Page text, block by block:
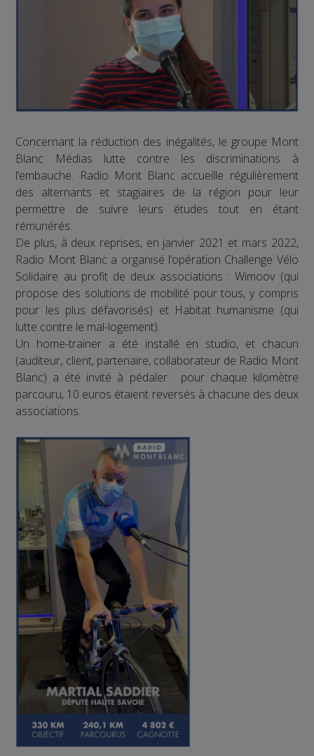
Concernant la réduction des inégalités, le groupe Mont
Blanc Médias lutte contre les discriminations à
l’embauche. Radio Mont Blanc accueille régulièrement
des alternants et stagiaires de la région pour leur
permettre de suivre leurs études tout en étant
rémunérés.
De plus, à deux reprises, en janvier 2021 et mars 2022,
Radio Mont Blanc a organisé l’opération Challenge Vélo
Solidaire au profit de deux associations : Wimoov (qui
propose des solutions de mobilité pour tous, y compris
pour les plus défavorisés) et Habitat humanisme (qui
lutte contre le mal-logement).
Un home-trainer a été installé en studio, et chacun
(auditeur, client, partenaire, collaborateur de Radio Mont
Blanc) a été invité à pédaler : pour chaque kilomètre
parcouru, 10 euros étaient reversés à chacune des deux
associations.